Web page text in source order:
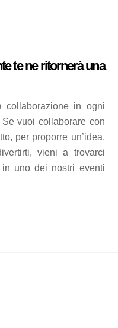
te ne ritornerà una
collaborazione in ogni
vuoi collaborare con
per proporre un’idea,
vieni a trovarci
uno dei nostri eventi